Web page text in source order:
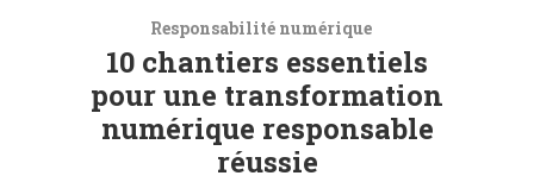
Responsabilité numérique
10 chantiers essentiels
pour une transformation
numérique responsable
réussie